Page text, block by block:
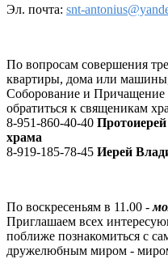
Эл. почта: snt-
По вопросам совершения
квартиры, дома или
Соборование и
обратиться к священикам
8-951-860-40-40
храма
8-919-185-78-45 Иерей
По воскресеньям в 11.00 -
Приглашаем всех
поближе познакомиться с
дружелюбным миром -